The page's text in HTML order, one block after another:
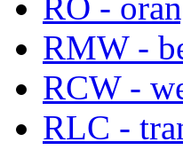
RMW -
RCW -
RLC -